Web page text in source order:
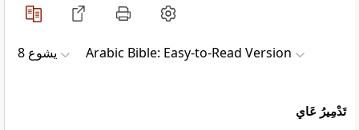
ﻳﺸﻮﻉ 8 Arabic Bible: Easy-to-Read Version
تَدْمِيرُ عَاي